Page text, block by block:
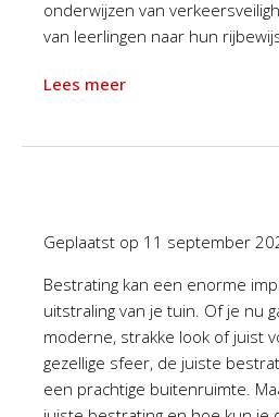
onderwijzen van
van leerlingen naar hun
Lees meer
Geplaatst op 11 september
Bestrating kan een enorme
uitstraling van je tuin. Of je nu
moderne, strakke look of juist
gezellige sfeer, de juiste
een prachtige buitenruimte.